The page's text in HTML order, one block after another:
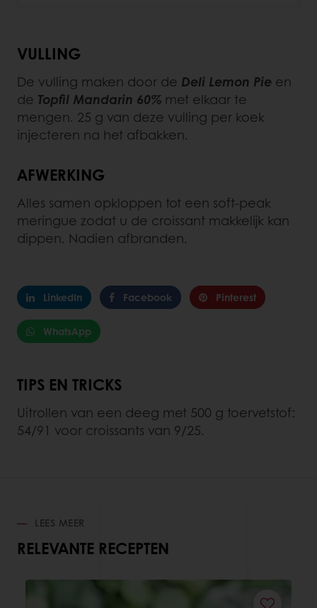
VULLING
De vulling maken door de Deli Lemon Pie en
de Topfil Mandarin 60% met elkaar te
mengen. 25 g van deze vulling per koek
injecteren na het afbakken.
AFWERKING
Alles samen opkloppen tot een soft-peak
meringue zodat u de croissant makkelijk kan
dippen. Nadien afbranden.
LinkedIn Facebook Pinterest
WhatsApp
TIPS EN TRICKS
Uitrollen van een deeg met 500 g toervetstof:
54/91 voor croissants van 9/25.
LEES MEER
RELEVANTE RECEPTEN